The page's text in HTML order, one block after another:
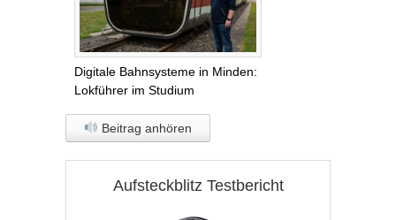
Digitale Bahnsysteme in Minden:
Lokführer im Studium
Beitrag anhören
Aufsteckblitz Testbericht